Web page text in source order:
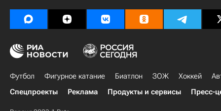
Футбол Фигурное катание Биатлон ЗОЖ Хоккей
Спецпроекты
Реклама Продукты и сервисы Пресс-